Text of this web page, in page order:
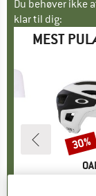
Du behøver ikke
klar til dig:
MEST
Rabat
30%